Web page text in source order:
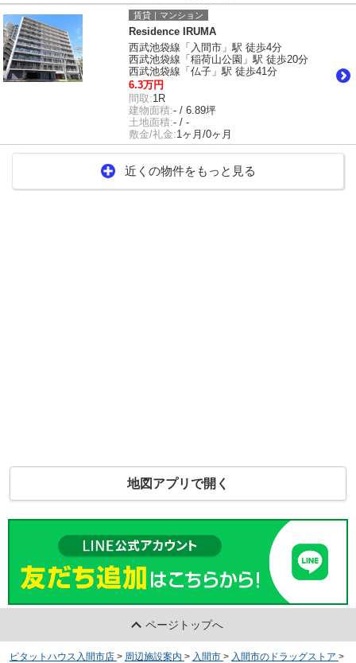
賃貸｜マンション
Residence IRUMA
西武池袋線「入間市」駅 徒歩4分
西武池袋線「稲荷山公園」駅 徒歩20分
西武池袋線「仏子」駅 徒歩41分
6.3万円
間取:1R
建物面積:- / 6.89坪
土地面積:- / -
敷金/礼金:1ヶ月/0ヶ月
近くの物件をもっと見る
地図アプリで開く
ページトップへ
ピタットハウス入間市店 > 周辺施設案内 > 入間市 > 入間市のドラッグストア >